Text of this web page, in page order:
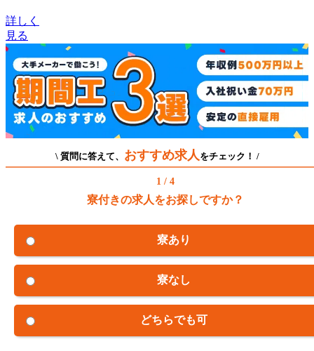
詳しく
見る
\ 質問に答えて、 おすすめ求人 をチェック！ /
1 / 4
寮付きの求人をお探しですか？
寮あり
寮なし
どちらでも可